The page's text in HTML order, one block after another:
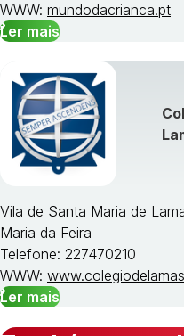
WWW: mundodacrianca.pt
Ler mais
Vila de Santa Maria de
Maria da Feira
Telefone: 227470210
WWW:
Ler mais